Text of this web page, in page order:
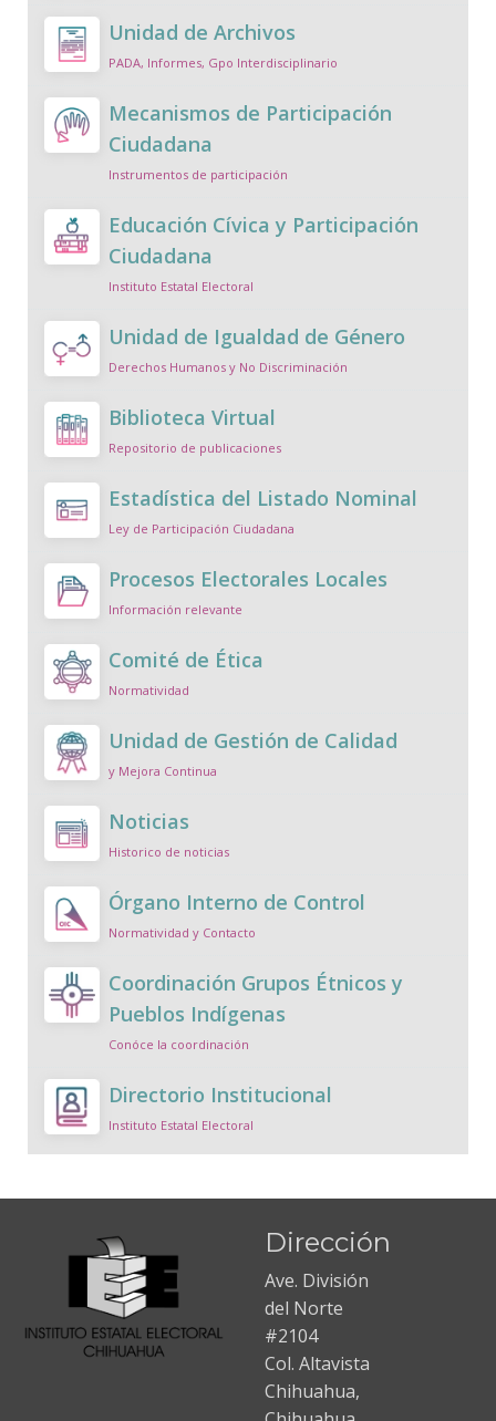
Unidad de Archivos
PADA, Informes, Gpo Interdisciplinario
Mecanismos de Participación
Ciudadana
Instrumentos de participación
Educación Cívica y Participación
Ciudadana
Instituto Estatal Electoral
Unidad de Igualdad de Género
Derechos Humanos y No Discriminación
Biblioteca Virtual
Repositorio de publicaciones
Estadística del Listado Nominal
Ley de Participación Ciudadana
Procesos Electorales Locales
Información relevante
Comité de Ética
Normatividad
Unidad de Gestión de Calidad
y Mejora Continua
Noticias
Historico de noticias
Órgano Interno de Control
Normatividad y Contacto
Coordinación Grupos Étnicos y
Pueblos Indígenas
Conóce la coordinación
Directorio Institucional
Instituto Estatal Electoral
Dirección
Ave. División
del Norte
#2104
Col. Altavista
Chihuahua,